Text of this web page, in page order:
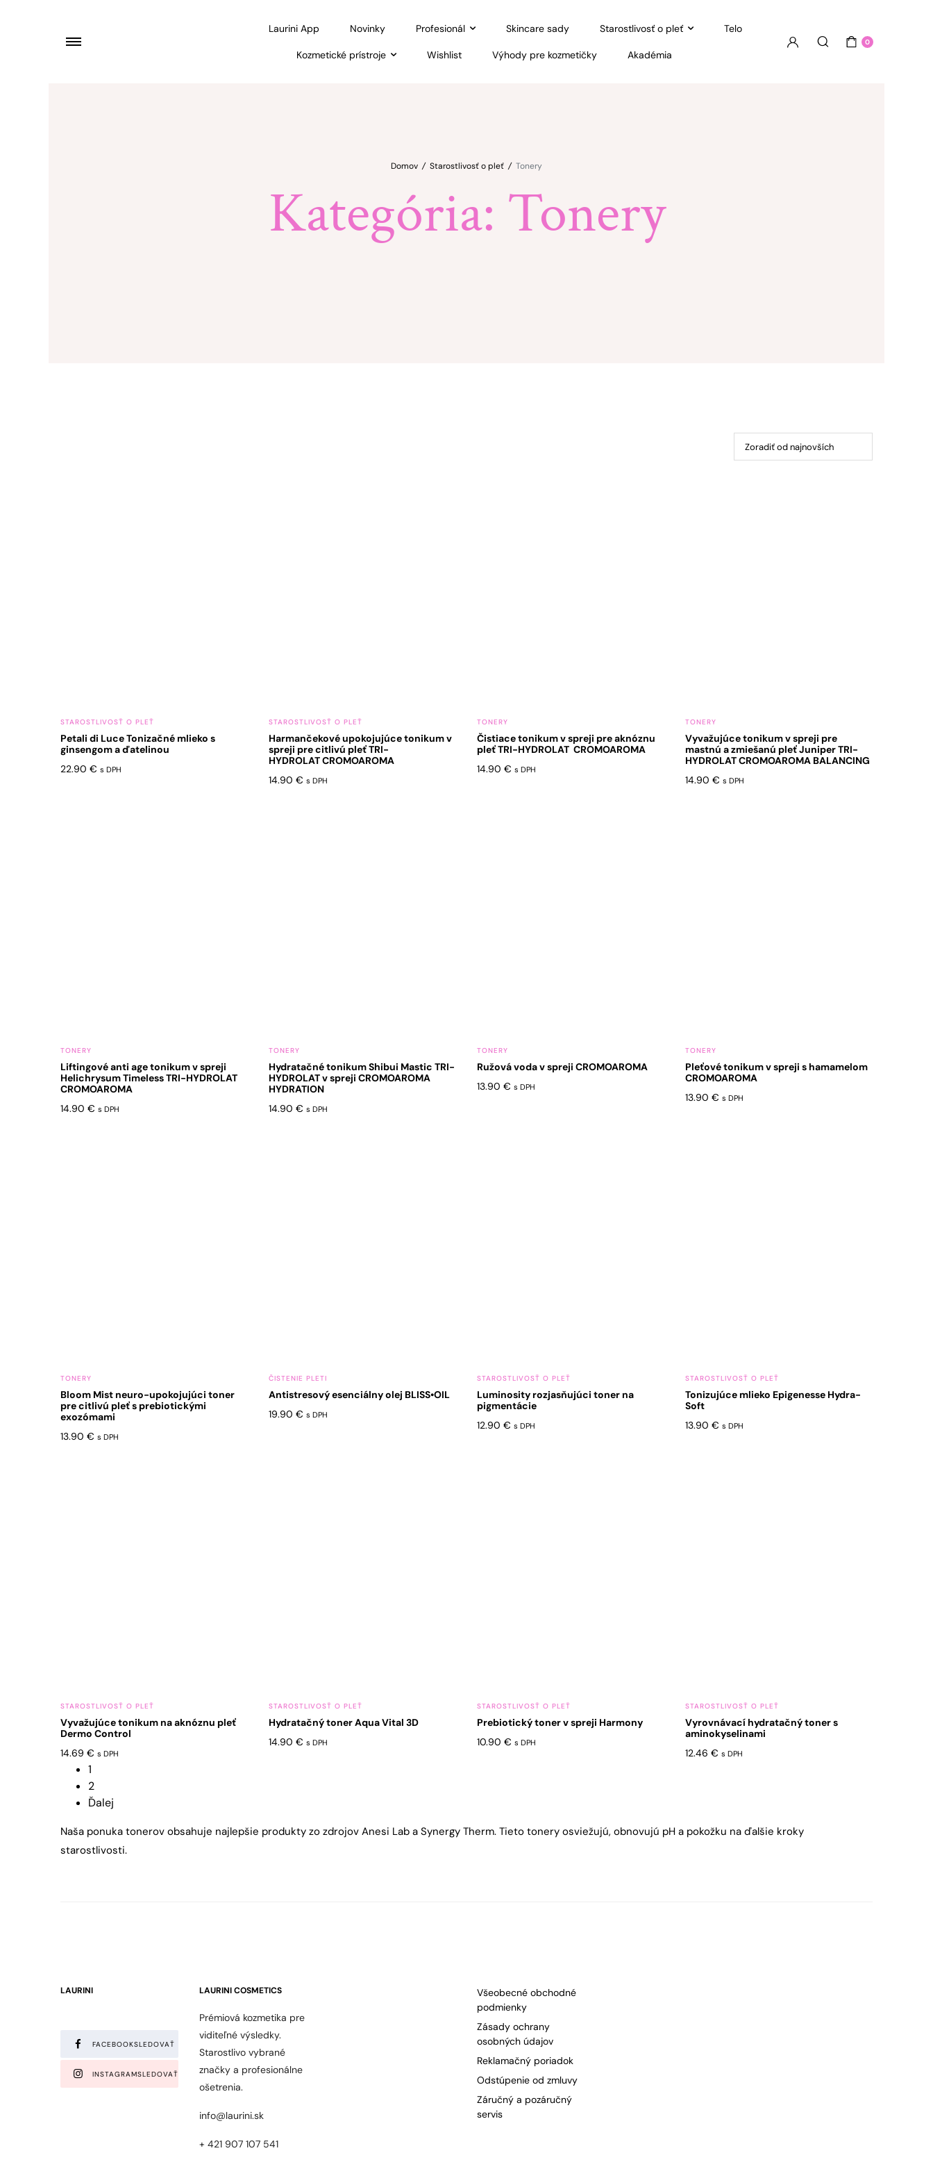
Laurini App Novinky Profesionál Skincare sady Starostlivosť o pleť Telo
Kozmetické prístroje Wishlist Výhody pre kozmetičky Akadémia
0
Domov / Starostlivosť o pleť / Tonery
Kategória: Tonery
STAROSTLIVOSŤ O PLEŤ
Petali di Luce Tonizačné mlieko s
ginsengom a ďatelinou
22.90 € s DPH
STAROSTLIVOSŤ O PLEŤ
Harmančekové upokojujúce tonikum v
spreji pre citlivú pleť TRI-
HYDROLAT CROMOAROMA
14.90 € s DPH
TONERY
Čistiace tonikum v spreji pre aknóznu
pleť TRI-HYDROLAT CROMOAROMA
14.90 € s DPH
TONERY
Vyvažujúce tonikum v spreji pre
mastnú a zmiešanú pleť Juniper TRI-
HYDROLAT CROMOAROMA BALANCING
14.90 € s DPH
TONERY
Liftingové anti age tonikum v spreji
Helichrysum Timeless TRI-HYDROLAT
CROMOAROMA
14.90 € s DPH
TONERY
Hydratačné tonikum Shibui Mastic TRI-
HYDROLAT v spreji CROMOAROMA
HYDRATION
14.90 € s DPH
TONERY
Ružová voda v spreji CROMOAROMA
13.90 € s DPH
TONERY
Pleťové tonikum v spreji s hamamelom
CROMOAROMA
13.90 € s DPH
TONERY
Bloom Mist neuro-upokojujúci toner
pre citlivú pleť s prebiotickými
exozómami
13.90 € s DPH
ČISTENIE PLETI
Antistresový esenciálny olej BLISS•OIL
19.90 € s DPH
STAROSTLIVOSŤ O PLEŤ
Luminosity rozjasňujúci toner na
pigmentácie
12.90 € s DPH
STAROSTLIVOSŤ O PLEŤ
Tonizujúce mlieko Epigenesse Hydra-
Soft
13.90 € s DPH
STAROSTLIVOSŤ O PLEŤ
Vyvažujúce tonikum na aknóznu pleť
Dermo Control
14.69 € s DPH
STAROSTLIVOSŤ O PLEŤ
Hydratačný toner Aqua Vital 3D
14.90 € s DPH
STAROSTLIVOSŤ O PLEŤ
Prebiotický toner v spreji Harmony
10.90 € s DPH
STAROSTLIVOSŤ O PLEŤ
Vyrovnávací hydratačný toner s
aminokyselinami
12.46 € s DPH
1
2
Ďalej
Naša ponuka tonerov obsahuje najlepšie produkty zo zdrojov Anesi Lab a Synergy Therm. Tieto tonery osviežujú, obnovujú pH a pokožku na ďalšie kroky
starostlivosti.
LAURINI
FACEBOOKSLEDOVAŤ
INSTAGRAMSLEDOVAŤ
LAURINI COSMETICS
Prémiová kozmetika pre
viditeľné výsledky.
Starostlivo vybrané
značky a profesionálne
ošetrenia.
info@laurini.sk
+ 421 907 107 541
Všeobecné obchodné
podmienky
Zásady ochrany
osobných údajov
Reklamačný poriadok
Odstúpenie od zmluvy
Záručný a pozáručný
servis